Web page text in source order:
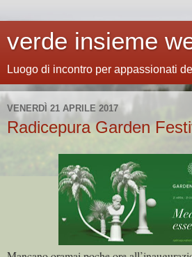
verde insieme
Luogo di incontro per appassionati
VENERDÌ 21 APRILE 2017
Radicepura Garden